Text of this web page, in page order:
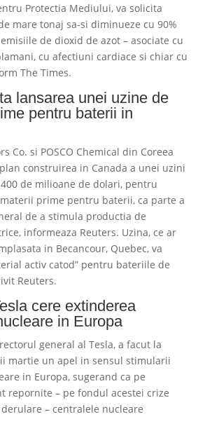
Protectia Mediului, va solicita
mare tonaj sa-si diminueze cu 90%
de dioxid de azot – asociate cu
cu afectiuni cardiace si chiar cu
The Times.
lansarea unei uzine de
pentru baterii in
Co. si POSCO Chemical din Coreea
construirea in Canada a unei uzini
de milioane de dolari, pentru
prime pentru baterii, ca parte a
de a stimula productia de
informeaza Reuters. Uzina, ce ar
in Becancour, Quebec, va
activ catod” pentru bateriile de
Reuters.
cere extinderea
in Europa
general al Tesla, a facut la
martie un apel in sensul stimularii
in Europa, sugerand ca pe
repornite – pe fondul acestei crize
– centralele nucleare